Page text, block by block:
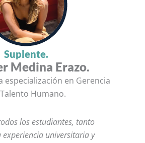
Suplente.
Medina Erazo.
especialización en Gerencia
Humano.
los estudiantes, tanto
experiencia universitaria y